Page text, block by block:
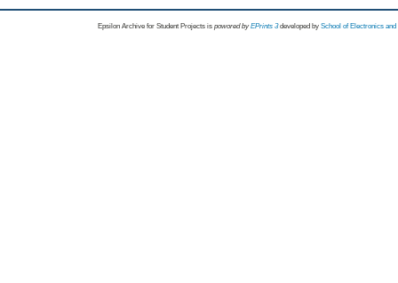
Epsilon Archive for Student Projects is powored byEPrints 3 developed by School of Electronics